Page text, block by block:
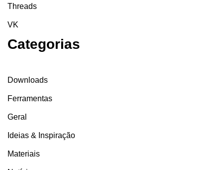
Threads
VK
Categorias
Downloads
Ferramentas
Geral
Ideias & Inspiração
Materiais